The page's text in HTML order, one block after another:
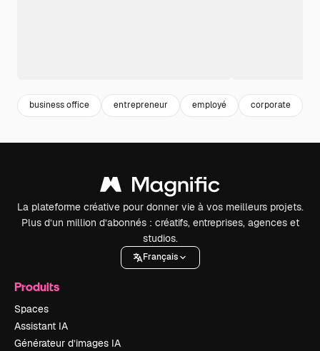
business office entrepreneur employé corporate
La plateforme créative pour donner vie à vos meilleurs projets.
Plus d’un million d’abonnés : créatifs, entreprises, agences et
studios.
Français
Produits
Spaces
Assistant IA
Générateur d’images IA